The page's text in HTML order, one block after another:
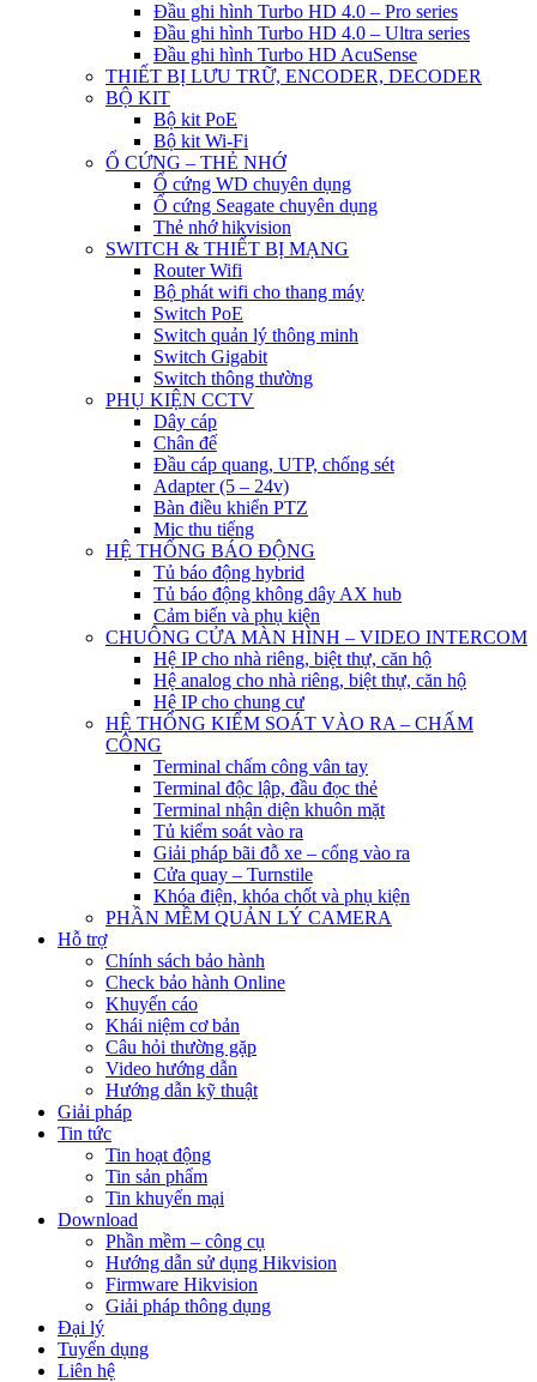
Đầu ghi hình Turbo HD 4.0 – Pro series
Đầu ghi hình Turbo HD 4.0 – Ultra series
Đầu ghi hình Turbo HD AcuSense
THIẾT BỊ LƯU TRỮ, ENCODER, DECODER
BỘ KIT
Bộ kit PoE
Bộ kit Wi-Fi
Ổ CỨNG – THẺ NHỚ
Ổ cứng WD chuyên dụng
Ổ cứng Seagate chuyên dụng
Thẻ nhớ hikvision
SWITCH & THIẾT BỊ MẠNG
Router Wifi
Bộ phát wifi cho thang máy
Switch PoE
Switch quản lý thông minh
Switch Gigabit
Switch thông thường
PHỤ KIỆN CCTV
Dây cáp
Chân đế
Đầu cáp quang, UTP, chống sét
Adapter (5 – 24v)
Bàn điều khiển PTZ
Mic thu tiếng
HỆ THỐNG BÁO ĐỘNG
Tủ báo động hybrid
Tủ báo động không dây AX hub
Cảm biến và phụ kiện
CHUÔNG CỬA MÀN HÌNH – VIDEO INTERCOM
Hệ IP cho nhà riêng, biệt thự, căn hộ
Hệ analog cho nhà riêng, biệt thự, căn hộ
Hệ IP cho chung cư
HỆ THỐNG KIỂM SOÁT VÀO RA – CHẤM
CÔNG
Terminal chấm công vân tay
Terminal độc lập, đầu đọc thẻ
Terminal nhận diện khuôn mặt
Tủ kiểm soát vào ra
Giải pháp bãi đỗ xe – cổng vào ra
Cửa quay – Turnstile
Khóa điện, khóa chốt và phụ kiện
PHẦN MỀM QUẢN LÝ CAMERA
Hỗ trợ
Chính sách bảo hành
Check bảo hành Online
Khuyến cáo
Khái niệm cơ bản
Câu hỏi thường gặp
Video hướng dẫn
Hướng dẫn kỹ thuật
Giải pháp
Tin tức
Tin hoạt động
Tin sản phẩm
Tin khuyến mại
Download
Phần mềm – công cụ
Hướng dẫn sử dụng Hikvision
Firmware Hikvision
Giải pháp thông dụng
Đại lý
Tuyển dụng
Liên hệ